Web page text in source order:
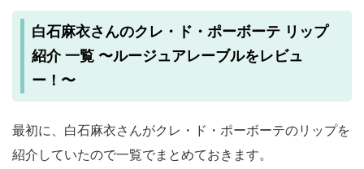
白石麻衣さんのクレ・ド・ポーボーテ リップ
紹介 一覧 〜ルージュアレーブルをレビュ
ー！〜
最初に、白石麻衣さんがクレ・ド・ポーボーテのリップを
紹介していたので一覧でまとめておきます。